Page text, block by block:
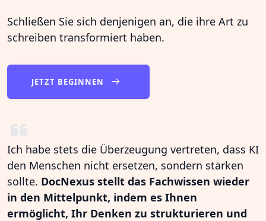
Schließen Sie sich denjenigen an, die ihre Art zu
schreiben transformiert haben.
JETZT BEGINNEN
Ich habe stets die Überzeugung vertreten, dass KI
den Menschen nicht ersetzen, sondern stärken
sollte. DocNexus stellt das Fachwissen wieder
in den Mittelpunkt, indem es Ihnen
ermöglicht, Ihr Denken zu strukturieren und